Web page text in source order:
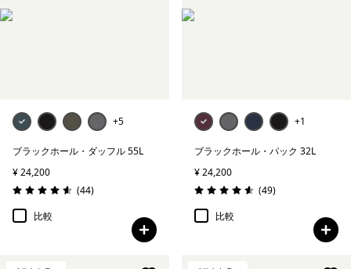
+5
ブラックホール・ダッフル 55L
¥ 24,200
評価: 4.6 / 5
(44レビュー
)
比較
+1
ブラックホール・パック 32L
¥ 24,200
評価: 4.6 / 5
(49レビュー
)
比較